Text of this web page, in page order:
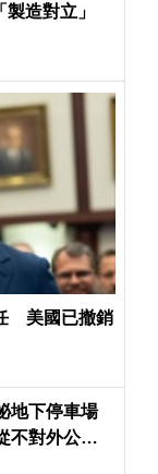
製造對立」
美國已撤銷
地下停車場
不對外公開